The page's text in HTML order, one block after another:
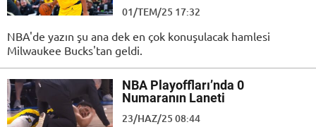
01/TEM/25 17:32
NBA'de yazın şu ana dek en çok konuşulacak hamlesi
Milwaukee Bucks'tan geldi.
NBA Playoffları’nda 0
Numaranın Laneti
23/HAZ/25 08:44